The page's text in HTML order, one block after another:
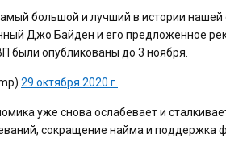
большой и лучший в истории
Джо Байден и его предложенное
были опубликованы до 3 ноября.
29 октября 2020 г.
уже снова ослабевает и
сокращение найма и поддержка